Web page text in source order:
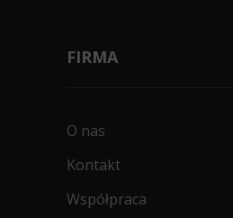
FIRMA
O nas
Kontakt
Współpraca